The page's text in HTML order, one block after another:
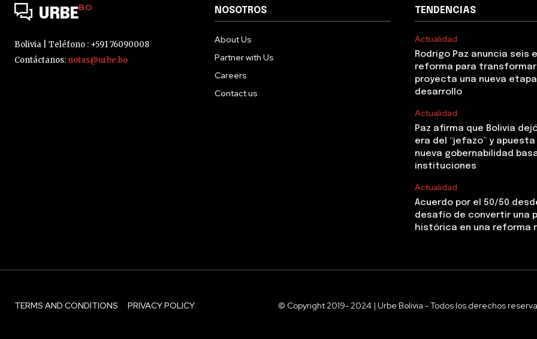
URBEBO
Bolivia | Teléfono : +591 76090008
Contáctanos: notas@urbe.bo
NOSOTROS
About Us
Partner with Us
Careers
Contact us
TENDENCIAS
Actualidad
Rodrigo Paz anuncia seis
reforma para transformar
proyecta una nueva
desarrollo
Actualidad
Paz afirma que Bolivia
era del “jefazo” y apuesta
nueva gobernabilidad
instituciones
Actualidad
Acuerdo por el 50/50
desafío de convertir una
histórica en una reforma
TERMS AND CONDITIONS PRIVACY POLICY © Copyright 2019- 2024 | Urbe Bolivia - Todos los derechos